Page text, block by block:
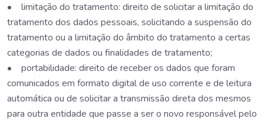
• limitação do tratamento: direito de solicitar a limitação do
tratamento dos dados pessoais, solicitando a suspensão do
tratamento ou a limitação do âmbito do tratamento a certas
categorias de dados ou finalidades de tratamento;
• portabilidade: direito de receber os dados que foram
comunicados em formato digital de uso corrente e de leitura
automática ou de solicitar a transmissão direta dos mesmos
para outra entidade que passe a ser o novo responsável pelo